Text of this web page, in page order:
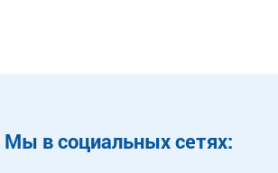
Mы в социальных сетях: